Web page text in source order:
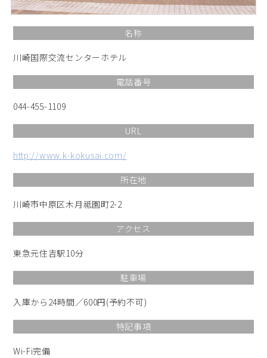
名称
川崎国際交流センターホテル
電話番号
044-455-1109
URL
http://www.k-kokusai.com/
所在地
川崎市中原区木月祗園町2-2
アクセス
東急元住吉駅10分
駐車場
入庫から24時間／600円(予約不可)
特記事項
Wi-Fi完備